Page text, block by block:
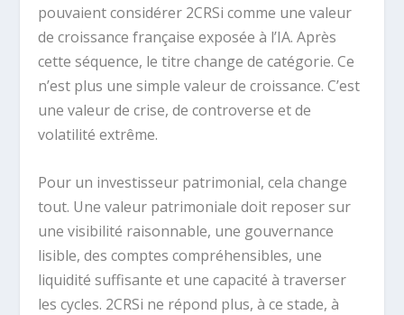
pouvaient considérer 2CRSi comme une valeur
de croissance française exposée à l’IA. Après
cette séquence, le titre change de catégorie. Ce
n’est plus une simple valeur de croissance. C’est
une valeur de crise, de controverse et de
volatilité extrême.
Pour un investisseur patrimonial, cela change
tout. Une valeur patrimoniale doit reposer sur
une visibilité raisonnable, une gouvernance
lisible, des comptes compréhensibles, une
liquidité suffisante et une capacité à traverser
les cycles. 2CRSi ne répond plus, à ce stade, à